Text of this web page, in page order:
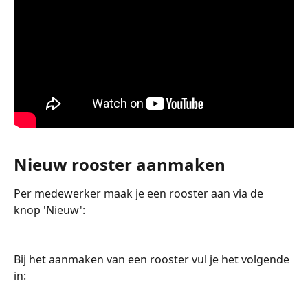
Nieuw rooster aanmaken
Per medewerker maak je een rooster aan via de
knop 'Nieuw':
Bij het aanmaken van een rooster vul je het volgende
in: